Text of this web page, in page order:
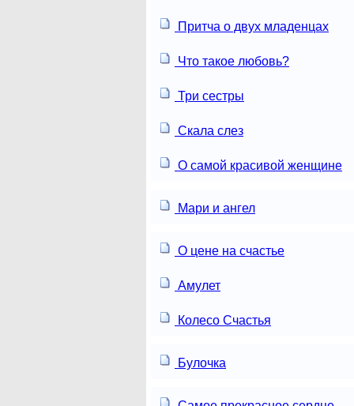
Притча о двух младенцах
Что такое любовь?
Три сестры
Скала слез
О самой красивой женщине
Мари и ангел
О цене на счастье
Амулет
Колесо Счастья
Булочка